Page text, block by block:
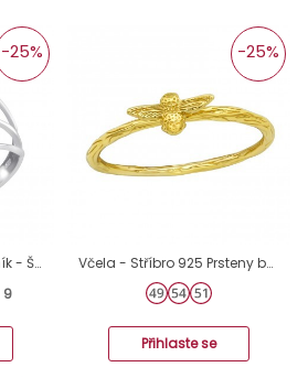
Kruh, čtverec a trojůhelník - Šperkovní Stříbro 925 Prsteny Bez Kamenů A4S38981
-25%
9
Včela - Stříbro 925 Prsteny bez kamenů A4S40074
-25%
Přihlaste se